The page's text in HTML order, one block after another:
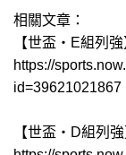
相關文章：
【世盃‧E組列
https://
id=39621021867
【世盃‧D組列